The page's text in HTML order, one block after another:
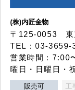
(株)内匠金物
〒125-0053 東
TEL：03-3659-
営業時間：7:00
曜日・日曜日・
販売可 工